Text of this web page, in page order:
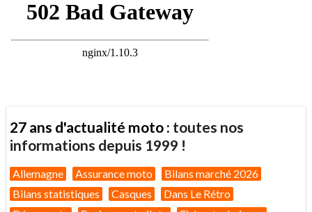
27 ans d'actualité moto : toutes nos
informations depuis 1999 !
Allemagne Assurance moto
Bilans marché 2026
Bilans statistiques
Casques
Dans Le Rétro